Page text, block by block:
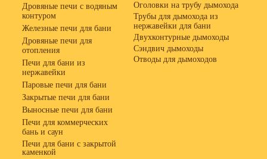
Дровяные печи с водяным
контуром
Железные печи для бани
Дровяные печи для
отопления
Печи для бани из
нержавейки
Паровые печи для бани
Закрытые печи для бани
Выносные печи для бани
Печи для коммерческих
бань и саун
Печи для бани с закрытой
каменкой
Оголовки на трубу дымохода
Трубы для дымохода из
нержавейки для бани
Двухконтурные дымоходы
Сэндвич дымоходы
Отводы для дымоходов